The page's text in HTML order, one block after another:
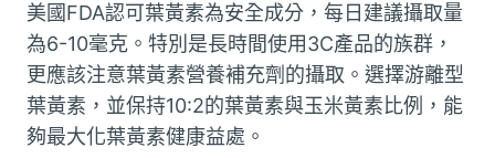
美國FDA認可葉黃素為安全成分，每日建議攝取量
為6-10毫克。特別是長時間使用3C產品的族群，
更應該注意葉黃素營養補充劑的攝取。選擇游離型
葉黃素，並保持10:2的葉黃素與玉米黃素比例，能
夠最大化葉黃素健康益處。